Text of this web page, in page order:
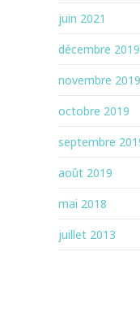
juin 2021
décembre 2019
novembre 2019
octobre 2019
septembre
août 2019
mai 2018
juillet 2013